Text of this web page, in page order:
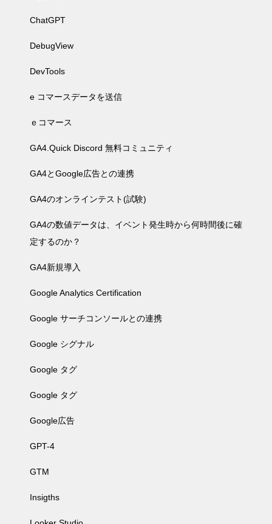
ChatGPT
DebugView
DevTools
e コマースデータを送信
ｅコマース
GA4.Quick Discord 無料コミュニティ
GA4とGoogle広告との連携
GA4のオンラインテスト(試験)
GA4の数値データは、イベント発生時から何時間後に確
定するのか？
GA4新規導入
Google Analytics Certification
Google サーチコンソールとの連携
Google シグナル
Google タグ
Google タグ
Google広告
GPT-4
GTM
Insigths